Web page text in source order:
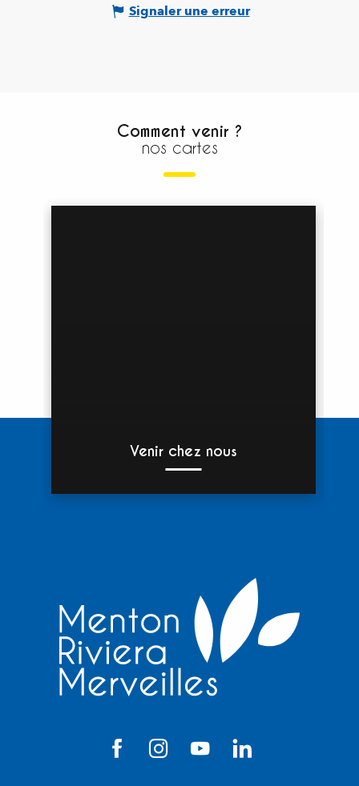
Signaler une erreur
Comment venir ?
nos cartes
Venir chez nous